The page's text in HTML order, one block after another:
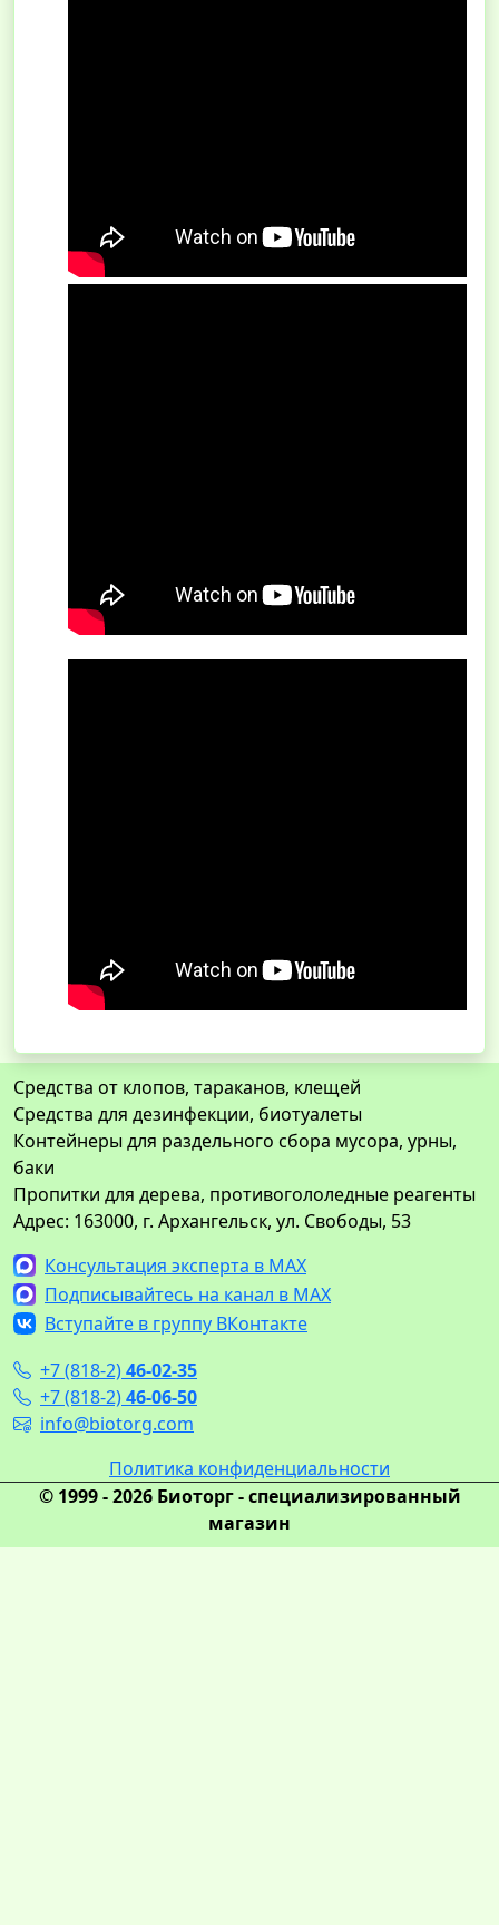
Средства от клопов, тараканов, клещей
Средства для дезинфекции, биотуалеты
Контейнеры для раздельного сбора мусора, урны,
баки
Пропитки для дерева, противогололедные реагенты
Адрес: 163000, г. Архангельск, ул. Свободы, 53
Консультация эксперта в MAX
Подписывайтесь на канал в MAX
Вступайте в группу ВКонтакте
+7 (818-2)46-02-35
+7 (818-2)46-06-50
info@biotorg.com
Политика конфиденциальности
© 1999 - 2026 Биоторг - специализированный
магазин